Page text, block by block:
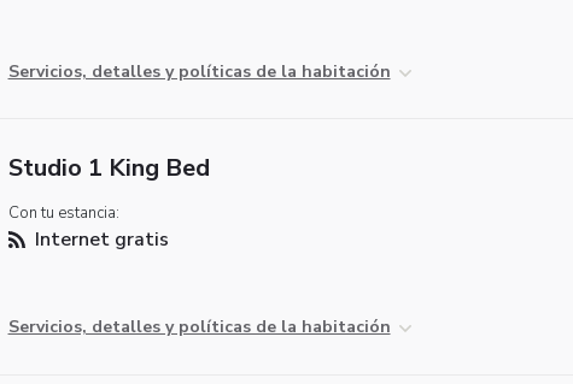
Servicios, detalles y políticas de la habitación
Studio 1 King Bed
Con tu estancia:
Internet gratis
Servicios, detalles y políticas de la habitación